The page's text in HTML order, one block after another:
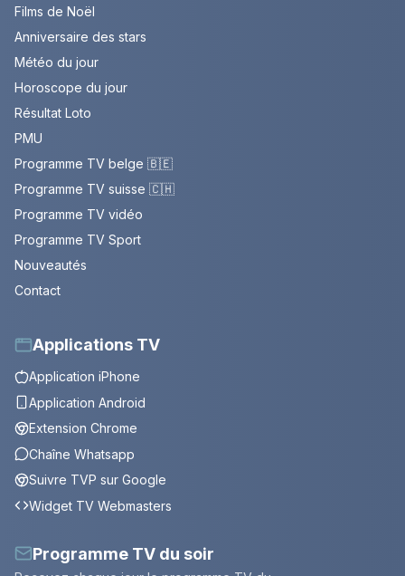
Films de Noël
Anniversaire des stars
Météo du jour
Horoscope du jour
Résultat Loto
PMU
Programme TV belge 🇧🇪
Programme TV suisse 🇨🇭
Programme TV vidéo
Programme TV Sport
Nouveautés
Contact
Applications TV
Application iPhone
Application Android
Extension Chrome
Chaîne Whatsapp
Suivre TVP sur Google
Widget TV Webmasters
Programme TV du soir